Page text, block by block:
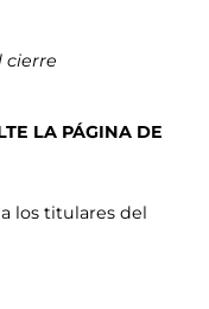
cierre
LA PÁGINA DE
los titulares del